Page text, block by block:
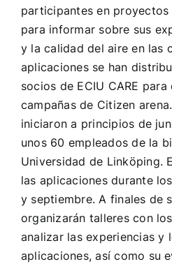
participantes en proyectos
para informar sobre sus
y la calidad del aire en las
aplicaciones se han
socios de ECIU CARE
campañas de Citizen
iniciaron a principios de
unos 60 empleados de la
Universidad de Linköping.
las aplicaciones durante
y septiembre. A finales de
organizarán talleres con
analizar las experiencias y
aplicaciones, así como su